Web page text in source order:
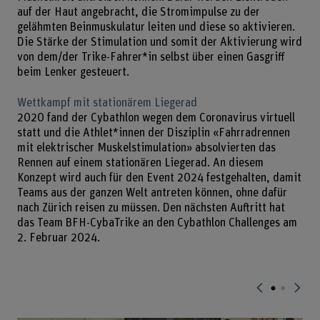
auf der Haut angebracht, die Stromimpulse zu der
gelähmten Beinmuskulatur leiten und diese so aktivieren.
Die Stärke der Stimulation und somit der Aktivierung wird
von dem/der Trike-Fahrer*in selbst über einen Gasgriff
beim Lenker gesteuert.
Wettkampf mit stationärem Liegerad
2020 fand der Cybathlon wegen dem Coronavirus virtuell
statt und die Athlet*innen der Disziplin «Fahrradrennen
mit elektrischer Muskelstimulation» absolvierten das
Rennen auf einem stationären Liegerad. An diesem
Konzept wird auch für den Event 2024 festgehalten, damit
Teams aus der ganzen Welt antreten können, ohne dafür
nach Zürich reisen zu müssen. Den nächsten Auftritt hat
das Team BFH-CybaTrike an den Cybathlon Challenges am
2. Februar 2024.